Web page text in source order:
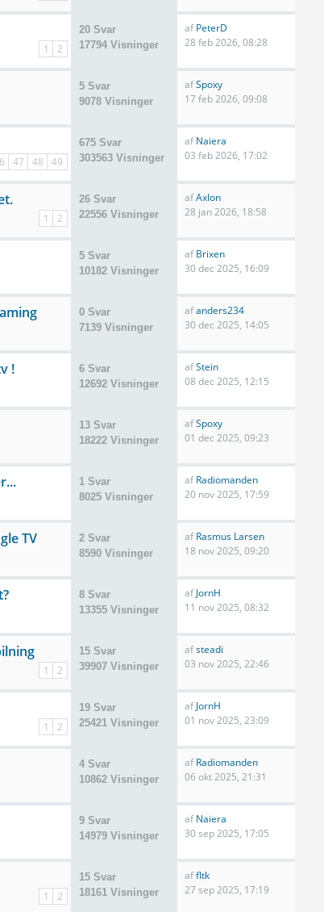
1 2
20 Svar
17794 Visninger
afPeterD
28 feb 2026, 08:28
5 Svar
9078 Visninger
afSpoxy
17 feb 2026, 09:08
47 48 49
675 Svar
303563 Visninger
afNaiera
03 feb 2026, 17:02
1 2
26 Svar
22556 Visninger
afAxlon
28 jan 2026, 18:58
5 Svar
10182 Visninger
afBrixen
30 dec 2025, 16:09
0 Svar
7139 Visninger
afanders234
30 dec 2025, 14:05
!
6 Svar
12692 Visninger
afStein
08 dec 2025, 12:15
13 Svar
18222 Visninger
afSpoxy
01 dec 2025, 09:23
1 Svar
8025 Visninger
afRadiomanden
20 nov 2025, 17:59
TV
2 Svar
8590 Visninger
afRasmus Larsen
18 nov 2025, 09:20
8 Svar
13355 Visninger
afJornH
11 nov 2025, 08:32
1 2
15 Svar
39907 Visninger
afsteadi
03 nov 2025, 22:46
1 2
19 Svar
25421 Visninger
afJornH
01 nov 2025, 23:09
4 Svar
10862 Visninger
afRadiomanden
06 okt 2025, 21:31
9 Svar
14979 Visninger
afNaiera
30 sep 2025, 17:05
1 2
15 Svar
18161 Visninger
affltk
27 sep 2025, 17:19